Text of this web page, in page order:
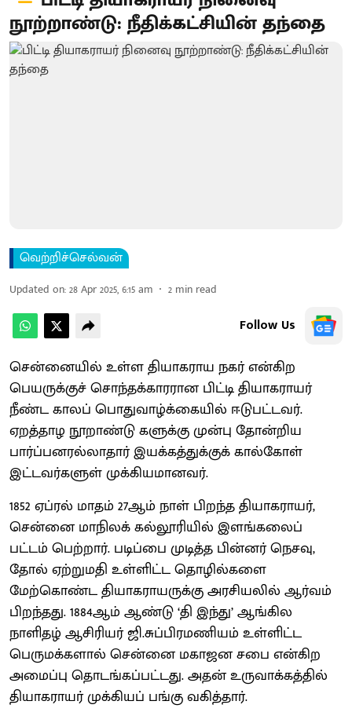
நூற்றாண்டு: நீதிக்கட்சியின் தந்தை
வெற்றிச்செல்வன்
Updated on:28 Apr 2025, 6:15 am 2 min read
Follow Us
சென்னையில் உள்ள தியாகராய நகர் என்கிற
பெயருக்குச் சொந்தக்காரரான பிட்டி தியாகராயர்
நீண்ட காலப் பொதுவாழ்க்கையில் ஈடுபட்டவர்.
ஏறத்தாழ நூறாண்டு களுக்கு முன்பு தோன்றிய
பார்ப்பனரல்லாதார் இயக்கத்துக்குக் கால்கோள்
இட்டவர்களுள் முக்கியமானவர்.
1852 ஏப்ரல் மாதம் 27ஆம் நாள் பிறந்த தியாக​ராயர்,
சென்னை மாநிலக் கல்லூரியில் இளங்கலைப்
பட்டம் பெற்றார். படிப்பை முடித்த பின்னர் நெசவு,
தோல் ஏற்றுமதி உள்ளிட்ட தொழில்களை
மேற்கொண்ட தியாக​ராயருக்கு அரசியலில் ஆர்வம்
பிறந்தது. 1884ஆம் ஆண்டு ‘தி இந்து’ ஆங்கில
நாளிதழ் ஆசிரியர் ஜி.சுப்​பிரமணியம் உள்ளிட்ட
பெருமக்​களால் சென்னை மகாஜன சபை என்கிற
அமைப்பு தொடங்​கப்​பட்டது. அதன் உருவாக்​கத்தில்
தியாக​ராயர் முக்கியப் பங்கு வகித்​தார்.